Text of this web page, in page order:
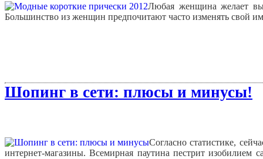
Любая женщина желает
Большинство из женщин предпочитают часто изменять свой
Шопинг в сети: плюсы и минусы!
Согласно статистике,
интернет-магазины. Всемирная паутина пестрит